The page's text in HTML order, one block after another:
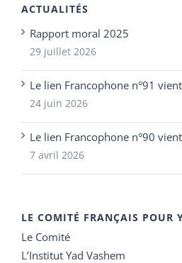
ACTUALITÉS
Rapport moral 2025
29 juillet 2026
Le lien Francophone n°91
24 juin 2026
Le lien Francophone n°90
7 avril 2026
LE COMITÉ FRANÇAIS POUR
Le Comité
L’Institut Yad Vashem